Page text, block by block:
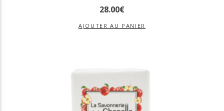
28.00€
AJOUTER AU PANIER